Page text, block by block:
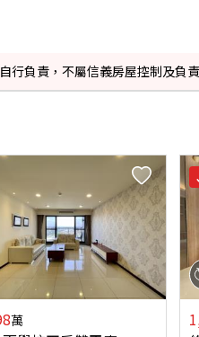
負責，不屬信義房屋控制及負責
萬